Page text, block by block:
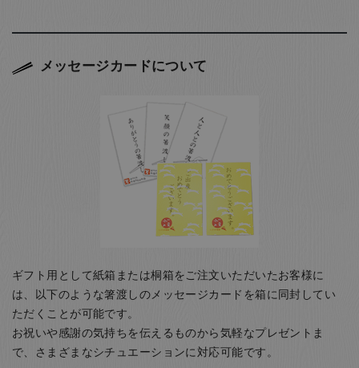
メッセージカードについて
ギフト用として紙箱または桐箱をご注文いただいたお客様に
は、以下のような箸渡しのメッセージカードを箱に同封してい
ただくことが可能です。
お祝いや感謝の気持ちを伝えるものから気軽なプレゼントま
で、さまざまなシチュエーションに対応可能です。